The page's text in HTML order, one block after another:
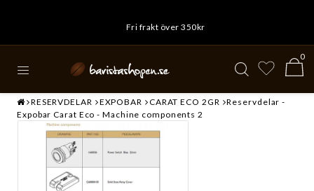
Fri frakt över 350kr
0
RESERVDELAR EXPOBAR CARAT ECO 2GR
Reservdelar -
Expobar Carat Eco - Machine components 2